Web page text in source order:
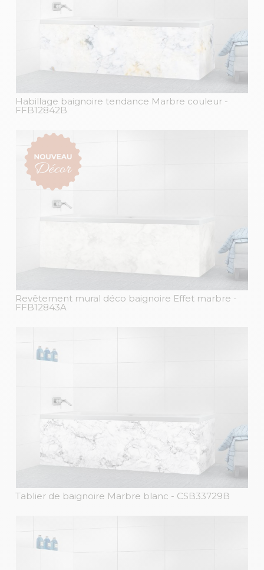
Habillage baignoire tendance Marbre couleur -
FFB12842B
Revêtement mural déco baignoire Effet marbre -
FFB12843A
Tablier de baignoire Marbre blanc - CSB33729B